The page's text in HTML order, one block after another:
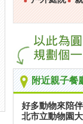
附近親子餐
好多動物來陪
北市立動物園